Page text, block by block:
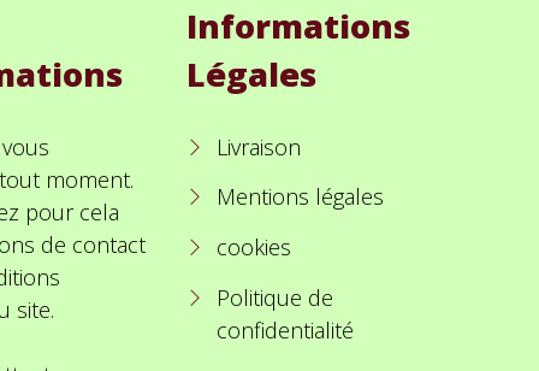
moment.
pour cela
de contact
site.
Informations
Légales
Livraison
Mentions légales
cookies
Politique de
confidentialité